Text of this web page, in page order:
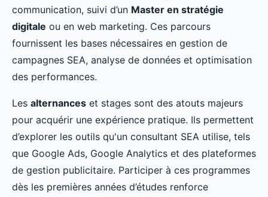
communication, suivi d’un Master en stratégie
digitale ou en web marketing. Ces parcours
fournissent les bases nécessaires en gestion de
campagnes SEA, analyse de données et optimisation
des performances.
Les alternances et stages sont des atouts majeurs
pour acquérir une expérience pratique. Ils permettent
d’explorer les outils qu'un consultant SEA utilise, tels
que Google Ads, Google Analytics et des plateformes
de gestion publicitaire. Participer à ces programmes
dès les premières années d’études renforce